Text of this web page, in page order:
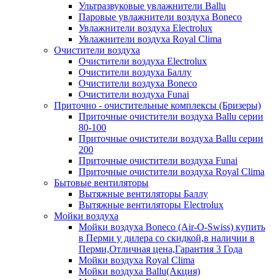
Ультразвуковые увлажнители Ballu
Паровые увлажнители воздуха Boneco
Увлажнители воздуха Electrolux
Увлажнители воздуха Royal Clima
Очистители воздуха
Очистители воздуха Electrolux
Очистители воздуха Баллу
Очистители воздуха Boneco
Очистители воздуха Funai
Приточно - очистительные комплексы (Бризеры)
Приточные очистители воздуха Ballu серии
80-100
Приточные очистители воздуха Ballu серии
200
Приточные очистители воздуха Funai
Приточные очистители воздуха Royal Clima
Бытовые вентиляторы
Вытяжные вентиляторы Баллу
Вытяжные вентиляторы Electrolux
Мойки воздуха
Мойки воздуха Boneco (Air-O-Swiss) купить
в Перми у дилера со скидкой,в наличии в
Перми,Отличная цена,Гарантия 3 Года
Мойки воздуха Royal Clima
Мойки воздуха Ballu(Акция)